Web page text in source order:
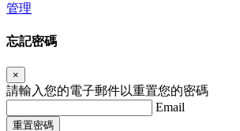
管理
忘記密碼
×
請輸入您的電子郵件以重置您的密碼
Email
重置密碼